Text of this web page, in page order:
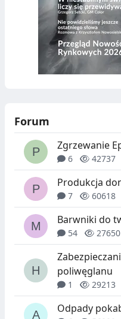
Forum
Zgrzewanie
6 42737
Produkcja
7 60618
Barwniki do
54 27650
poliwęglanu
1 29213
Odpady